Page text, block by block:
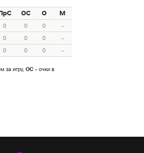
ОС О
М
0 0 0 -
0 0 0 -
0 0 0 -
за игру, ОС - очки в